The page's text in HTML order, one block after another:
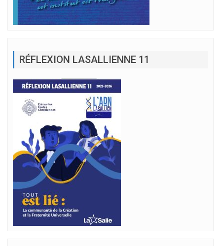
RÉFLEXION LASALLIENNE 11